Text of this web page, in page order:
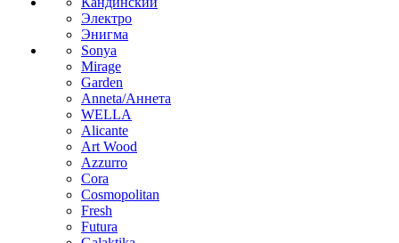
Электро
Энигма
Sonya
Mirage
Garden
Anneta/Аннета
WELLA
Alicante
Art Wood
Azzurro
Cora
Cosmopolitan
Fresh
Futura